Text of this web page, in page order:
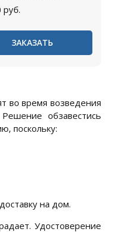
руб.
ЗАКАЗАТЬ
во время возведения
обзавестись
поскольку:
на дом.
Удостоверение